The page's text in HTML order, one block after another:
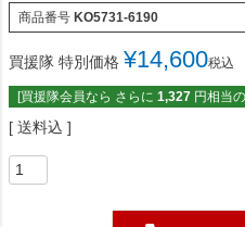
商品番号 KO5731-6190
買援隊 特別価格 ¥14,600税込
[買援隊会員なら さらに 1,327 円相当
送料込